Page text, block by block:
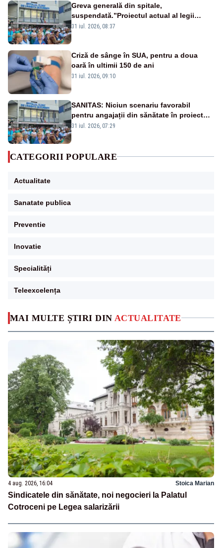
MAI MULTE ȘTIRI DIN ACTUALITATE
4 aug. 2026, 16:04 Stoica Marian
Sindicatele din sănătate, noi negocieri la Palatul
Cotroceni pe Legea salarizării
Greva generală din spitale,
suspendată.”Proiectul actual al legii
salarizării nu mai există pentru noi”
31 iul. 2026, 08:37
Criză de sânge în SUA, pentru a doua
oară în ultimii 150 de ani
31 iul. 2026, 09:10
SANITAS: Niciun scenariu favorabil
pentru angajații din sănătate în proiectul
Legii salarizării
31 iul. 2026, 07:29
CATEGORII POPULARE
Actualitate
Sanatate publica
Preventie
Inovatie
Specialități
Teleexcelența